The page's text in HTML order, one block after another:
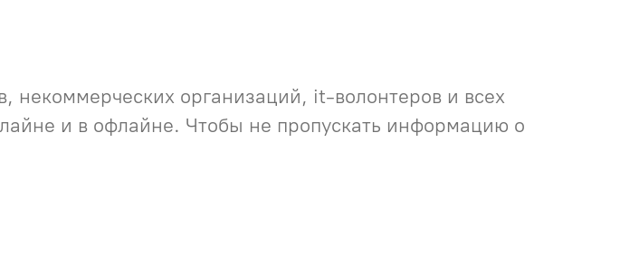
некоммерческих организаций, it-волонтеров и всех
и в офлайне. Чтобы не пропускать информацию о